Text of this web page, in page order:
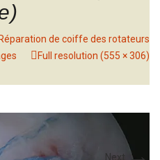
Réparation de coiffe des rotateurs
Full resolution (555 × 306)
Next